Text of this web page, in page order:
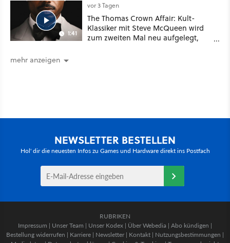
1:41
vor 3 Tagen
The Thomas Crown Affair: Kult-
Klassiker mit Steve McQueen wird
zum zweiten Mal neu aufgelegt,
mehr anzeigen
NEWSLETTER BESTELLEN
Hol' dir die neuesten Infos zu Games und Hardware direkt ins Postfach
RUBRIKEN
Impressum | Unser Team | Unser Kodex | Über Webedia | Abo kündigen |
Bestellung widerrufen | Karriere | Newsletter | Kontakt | Nutzungsbestimmungen |